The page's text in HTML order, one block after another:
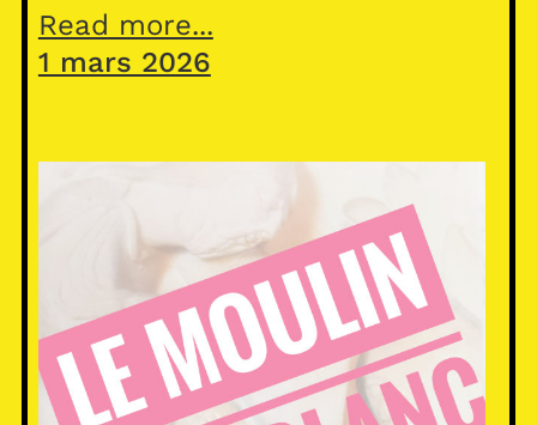
Read more...
1 mars 2026